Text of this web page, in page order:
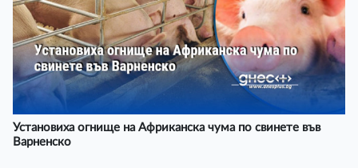
Установиха огнище на Африканска чума по свинете във
Варненско